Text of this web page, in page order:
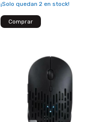
¡Solo quedan 2 en stock!